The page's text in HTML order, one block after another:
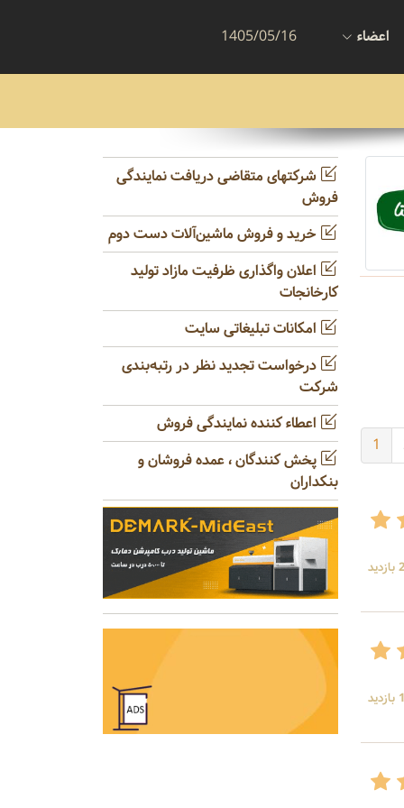
اعضاء 1405/05/16
1
شرکتهای متقاضی دریافت نمایندگی
فروش
خرید و فروش ماشین‌آلات دست دوم
اعلان واگذاری ظرفیت مازاد تولید
کارخانجات
امکانات تبلیغاتی سایت
درخواست تجدید نظر در رتبه‌بندی
شرکت
اعطاء کننده نمایندگی فروش
پخش کنندگان ، عمده فروشان و
بنکداران